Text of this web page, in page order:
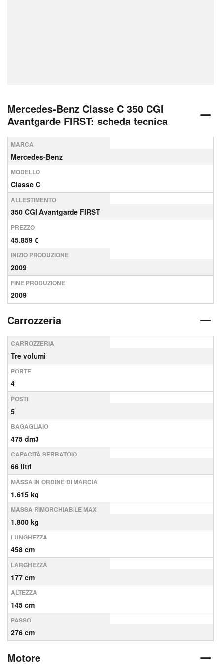
Mercedes-Benz Classe C 350 CGI
Avantgarde FIRST: scheda tecnica
MARCA
Mercedes-Benz
MODELLO
Classe C
ALLESTIMENTO
350 CGI Avantgarde FIRST
PREZZO
45.859 €
INIZIO PRODUZIONE
2009
FINE PRODUZIONE
2009
Carrozzeria
CARROZZERIA
Tre volumi
PORTE
4
POSTI
5
BAGAGLIAIO
475 dm3
CAPACITÀ SERBATOIO
66 litri
MASSA IN ORDINE DI MARCIA
1.615 kg
MASSA RIMORCHIABILE MAX
1.800 kg
LUNGHEZZA
458 cm
LARGHEZZA
177 cm
ALTEZZA
145 cm
PASSO
276 cm
Motore